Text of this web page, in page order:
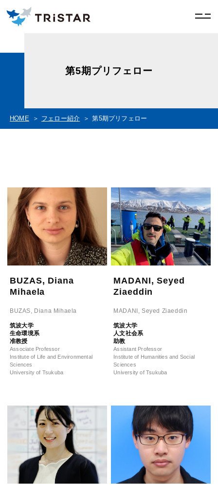
第5期プリフェロー
HOME フェロー紹介 第5期プリフェロー
BUZAS, Diana
Mihaela
BUZAS, Diana Mihaela
筑波大学
生命環境系
准教授
Associate Professor
Institute of Life and Environmental
Sciences
University of Tsukuba
MADANI, Seyed
Ziaeddin
MADANI, Seyed Ziaeddin
筑波大学
人文社会系
助教
Assistant Professor
Institute of Humanities and Social
Sciences
University of Tsukuba